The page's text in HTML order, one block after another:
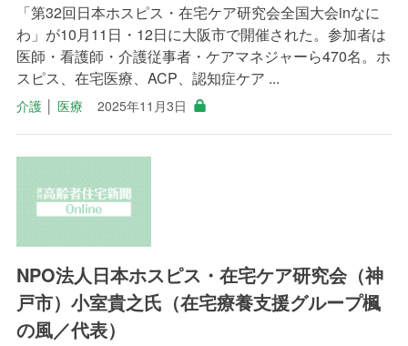
「第32回日本ホスピス・在宅ケア研究会全国大会inなに
わ」が10月11日・12日に大阪市で開催された。参加者は
医師・看護師・介護従事者・ケアマネジャーら470名。ホ
スピス、在宅医療、ACP、認知症ケア ...
介護│ 医療 2025年11月3日
NPO法人日本ホスピス・在宅ケア研究会（神
戸市）小室貴之氏（在宅療養支援グループ楓
の風／代表）